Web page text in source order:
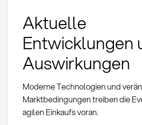
Aktuelle
Entwicklungen
Auswirkungen
Moderne Technologien und
Marktbedingungen treiben die
agilen Einkaufs voran.